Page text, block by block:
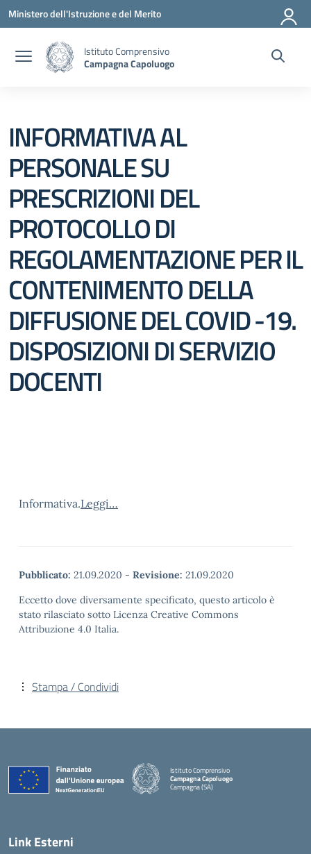
Vai ai contenuti
Vai al menu di navigazione
Vai al footer
Ministero dell'Istruzione e del Merito
Istituto Comprensivo
Campagna Capoluogo
INFORMATIVA AL
PERSONALE SU
PRESCRIZIONI DEL
PROTOCOLLO DI
REGOLAMENTAZIONE PER IL
CONTENIMENTO DELLA
DIFFUSIONE DEL COVID -19.
DISPOSIZIONI DI SERVIZIO
DOCENTI
Informativa.Leggi…
Pubblicato: 21.09.2020 - Revisione: 21.09.2020
Eccetto dove diversamente specificato, questo articolo è
stato rilasciato sotto Licenza Creative Commons
Attribuzione 4.0 Italia.
Stampa / Condividi
Istituto Comprensivo
Campagna Capoluogo
Campagna (SA)
Link Esterni